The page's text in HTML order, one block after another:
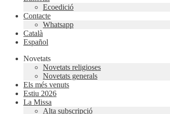
Ecoedició
Contacte
Whatsapp
Català
Español
Novetats
Novetats religioses
Novetats generals
Els més venuts
Estiu 2026
La Missa
Alta subscripció